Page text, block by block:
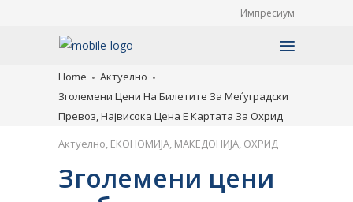
Импресиум
Home
Актуелно
Зголемени Цени На Билетите За Меѓуградски
Превоз, Највисока Цена Е Картата За Охрид
Актуелно, ЕКОНОМИЈА, МАКЕДОНИЈА, ОХРИД
Зголемени цени